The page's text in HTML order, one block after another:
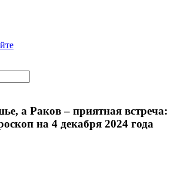
а Раков – приятная встреча:
на 4 декабря 2024 года